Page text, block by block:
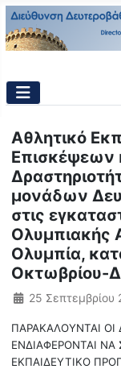
Αθλητικό
Επισκέψεων
μονάδων
στις
Ολυμπιακής
Ολυμπία,
Οκτωβρίου-
Λεπτομέρειες
25 Σεπτεμβρίου
ΠΑΡΑΚΑΛΟΥΝΤΑΙ
ΕΝΔΙΑΦΕΡΟΝΤΑΙ
ΕΚΠΑΙΔΕΥΤΙΚΟ